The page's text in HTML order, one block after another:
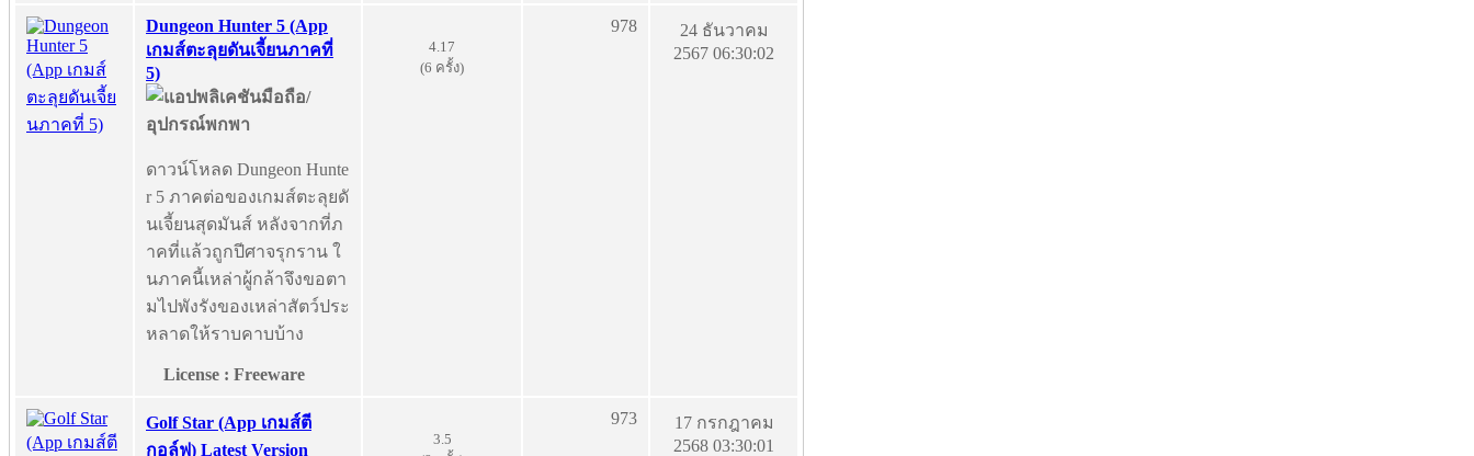
Dungeon Hunter 5 (App
เกมส์ตะลุยดันเจี้ยนภาคที่
5)
ดาวน์โหลด Dungeon Hunte
r 5 ภาคต่อของเกมส์ตะลุยดั
นเจี้ยนสุดมันส์ หลังจากที่ภ
าคที่แล้วถูกปีศาจรุกราน ใ
นภาคนี้เหล่าผู้กล้าจึงขอตา
มไปพังรังของเหล่าสัตว์ประ
หลาดให้ราบคาบบ้าง
License : Freeware
4.17
(6 ครั้ง)
978
24 ธันวาคม
2567 06:30:02
Golf Star (App เกมส์ตี
กอล์ฟ) Latest Version
3.5
973
17 กรกฎาคม
2568 03:30:01